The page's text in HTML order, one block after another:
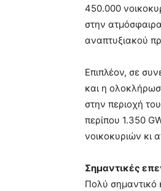
450.000
στην
αναπτυξιακού
Επιπλέον, σε
και η
στην περιοχή
περίπου 1.350
νοικοκυριών κι
Σημαντικές
Πολύ σημαντικό